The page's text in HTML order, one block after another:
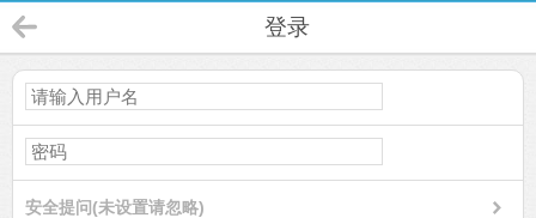
登录
安全提问(未设置请忽略)